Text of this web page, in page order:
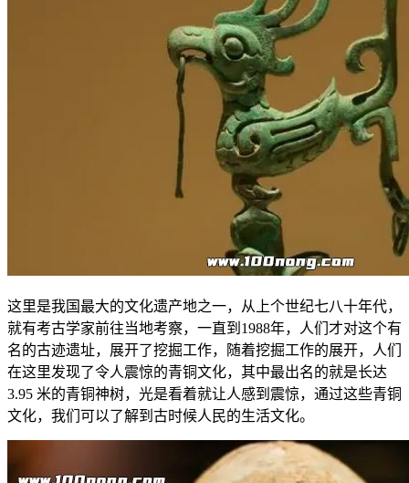
这里是我国最大的文化遗产地之一，从上个世纪七八十年代，
就有考古学家前往当地考察，一直到1988年，人们才对这个有
名的古迹遗址，展开了挖掘工作，随着挖掘工作的展开，人们
在这里发现了令人震惊的青铜文化，其中最出名的就是长达
3.95 米的青铜神树，光是看着就让人感到震惊，通过这些青铜
文化，我们可以了解到古时候人民的生活文化。